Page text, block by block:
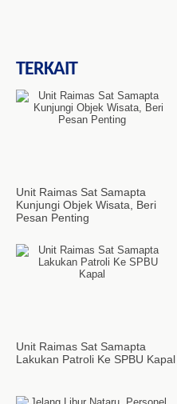
TERKAIT
Unit Raimas Sat Samapta
Kunjungi Objek Wisata, Beri
Pesan Penting
Unit Raimas Sat Samapta
Lakukan Patroli Ke SPBU Kapal